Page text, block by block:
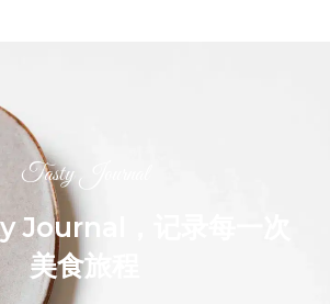
Tasty Journal
Journal，记录每一次
美食旅程